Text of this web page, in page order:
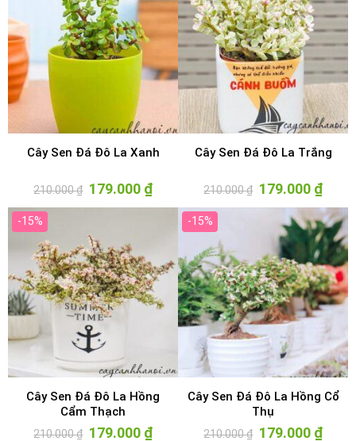
Cây Sen Đá Đô La Xanh
210.000₫ Giá
gốc
là:
179.000 ₫Giá
hiện
tại
179.000 ₫.
Cây Sen Đá Đô La Trắng
210.000₫ Giá
gốc
là:
210.000 ₫.
179.000 ₫Giá
hiện
tại
là:
-15%
Cây Sen Đá Đô La Hồng
Cẩm Thạch
210.000₫ Giá
179.000 ₫Giá
-15%
Cây Sen Đá Đô La Hồng Cổ
Thụ
210.000₫ Giá
179.000 ₫Giá